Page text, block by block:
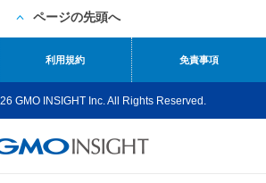
ページの先頭へ
利用規約 免責事項
GMO INSIGHT Inc. All Rights Reserved.